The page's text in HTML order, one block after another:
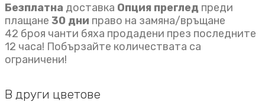
Безплатна доставка Опция преглед преди
плащане 30 дни право на замяна/връщане
42 броя чанти бяха продадени през последните
12 часа! Побързайте количествата са
ограничени!
В други цветове